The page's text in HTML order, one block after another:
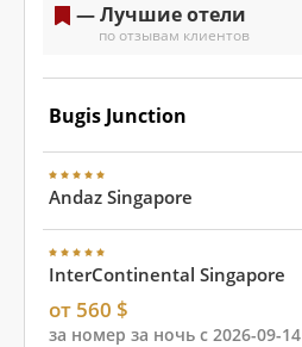
— Лучшие отели
по отзывам клиентов
Bugis Junction
Andaz Singapore
InterContinental Singapore
от 560 $
за номер за ночь с 2026-09-14